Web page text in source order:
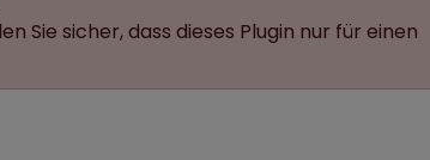
Sie sicher, dass dieses Plugin nur für einen